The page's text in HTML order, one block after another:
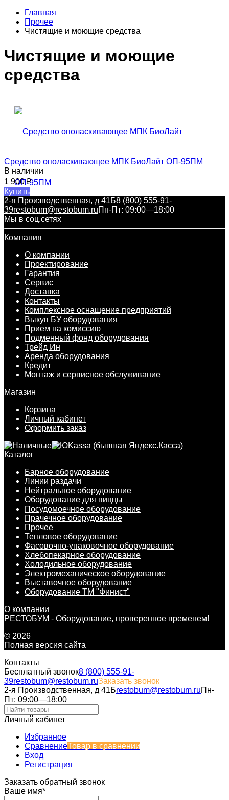
Главная
Прочее
Чистящие и моющие средства
Чистящие и моющие
средства
Средство ополаскивающее МПК БиоЛайт ОП-95ПМ
В наличии
1 900₽
Купить
2-я Производственная, д 41Б8 (800) 555-91-
39restobum@restobum.ruПн-Пт: 09:00—18:00
Мы в соц.сетях
Компания
О компании
Проектирование
Гарантия
Сервис
Доставка
Контакты
Комплексное оснащение предприятий
Выкуп БУ оборудования
Прием на комиссию
Подменный фонд оборудования
Трейд Ин
Аренда оборудования
Кредит
Монтаж и сервисное обслуживание
Магазин
Корзина
Личный кабинет
Оформить заказ
Каталог
Барное оборудование
Линии раздачи
Нейтральное оборудование
Оборудование для пиццы
Посудомоечное оборудование
Прачечное оборудование
Прочее
Тепловое оборудование
Фасовочно-упаковочное оборудование
Хлебопекарное оборудование
Холодильное оборудование
Электромеханическое оборудование
Выставочное оборудование
Оборудование ТМ "Финист"
О компании
РЕСТОБУМ - Оборудование, проверенное временем!
© 2026
Полная версия сайта
Контакты
Бесплатный звонок8 (800) 555-91-
39restobum@restobum.ruЗаказать звонок
2-я Производственная, д 41Бrestobum@restobum.ruПн-
Пт: 09:00—18:00
Личный кабинет
Избранное
СравнениеТовар в сравнении
Вход
Регистрация
Заказать обратный звонок
Ваше имя*